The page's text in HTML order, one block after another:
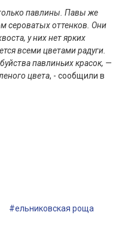
павлины. Павы же
сероватых оттенков. Они
у них нет ярких
всеми цветами радуги.
павлиньих красок, —
цвета, - сообщили в
#ельниковская роща